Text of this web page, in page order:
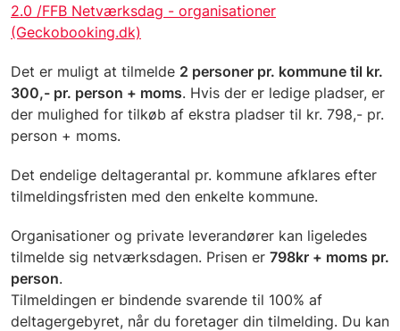
2.0 /FFB Netværksdag - organisationer
(Geckobooking.dk)
Det er muligt at tilmelde 2 personer pr. kommune til kr.
300,- pr. person + moms. Hvis der er ledige pladser, er
der mulighed for tilkøb af ekstra pladser til kr. 798,- pr.
person + moms.
Det endelige deltagerantal pr. kommune afklares efter
tilmeldingsfristen med den enkelte kommune.
Organisationer og private leverandører kan ligeledes
tilmelde sig netværksdagen. Prisen er 798kr + moms pr.
person.
Tilmeldingen er bindende svarende til 100% af
deltagergebyret, når du foretager din tilmelding. Du kan